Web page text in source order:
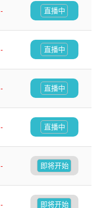
-
直播中
-
直播中
-
直播中
-
直播中
-
即将开始
-
即将开始